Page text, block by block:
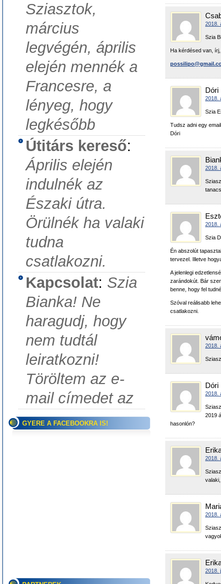
Sziasztok,
március
legvégén, április
elején mennék a
Francesre, a
lényeg, hogy
legkésőbb
Útitárs kereső:
Április elején
indulnék az
Északi útra.
Örülnék ha valaki
tudna
csatlakozni.
Kapcsolat: Szia
Bianka! Ne
haragudj, hogy
nem tudtál
leiratkozni!
Töröltem az e-
mail címedet az
GYERE A FACEBOOKRA IS!
2018.
Szia
Ha kérdésed van,
Dóri
2018.
Szia
Tudsz adni egy
Dóri
2018.
2018.
Szia
Én abszolút
tervezel. Illetve
A jelenlegi
zarándokút. Bár
benne, hogy fel
Szóval reálisabb
csatlakozni.
2018.
Dóri
2018.
2019
hasonlón?
2018.
2018.
2018.